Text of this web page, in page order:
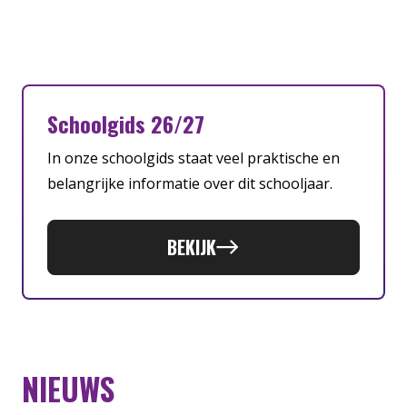
Schoolgids 26/27
In onze schoolgids staat veel praktische en
belangrijke informatie over dit schooljaar.
BEKIJK
NIEUWS